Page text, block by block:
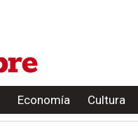
Economía Cultura